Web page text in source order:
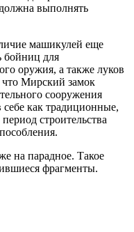
выполнять
машикулей еще
бойниц для
оружия, а также луков
что Мирский замок
сооружения
себе как традиционные,
строительства
на парадное. Такое
фрагменты.